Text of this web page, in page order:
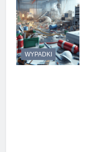
WYPADKI